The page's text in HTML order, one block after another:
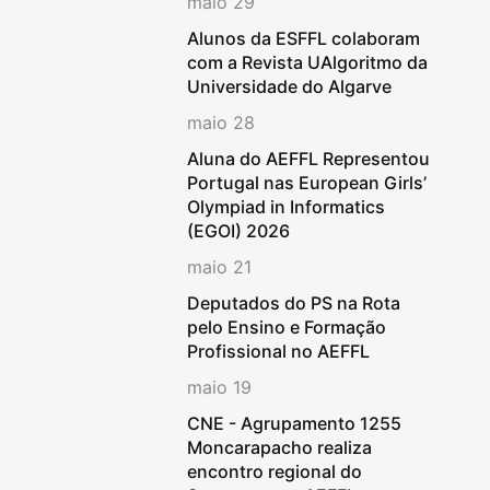
Alunos da ESFFL colaboram
com a Revista UAlgoritmo da
Universidade do Algarve
maio 28
Aluna do AEFFL Representou
Portugal nas European Girls’
Olympiad in Informatics
(EGOI) 2026
maio 21
Deputados do PS na Rota
pelo Ensino e Formação
Profissional no AEFFL
maio 19
CNE - Agrupamento 1255
Moncarapacho realiza
encontro regional do